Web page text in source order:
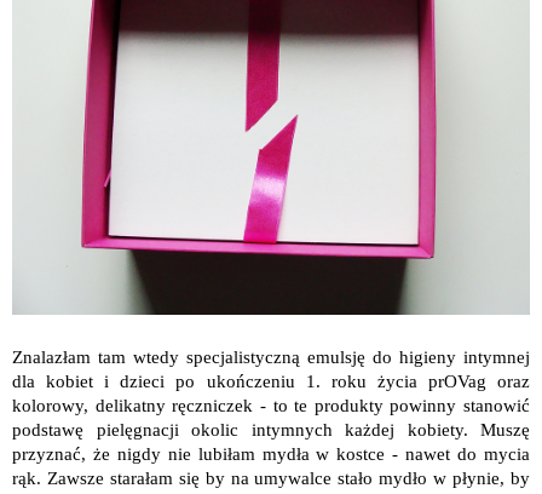
Znalazłam tam wtedy specjalistyczną emulsję do higieny intymnej
dla kobiet i dzieci po ukończeniu 1. roku życia prOVag oraz
kolorowy, delikatny ręczniczek - to te produkty powinny stanowić
podstawę pielęgnacji okolic intymnych każdej kobiety. Muszę
przyznać, że nigdy nie lubiłam mydła w kostce - nawet do mycia
rąk. Zawsze starałam się by na umywalce stało mydło w płynie, by